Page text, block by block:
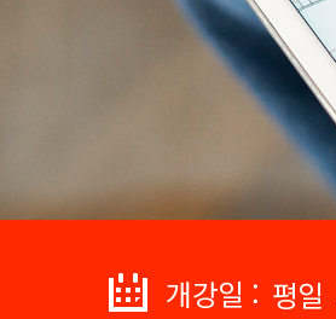
개강일 : 평일